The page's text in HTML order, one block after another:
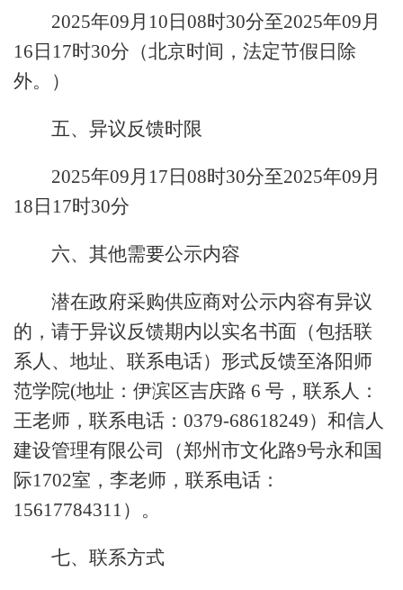
2025年09月10日08时30分至2025年09月
16日17时30分（北京时间，法定节假日除
外。）
五、异议反馈时限
2025年09月17日08时30分至2025年09月
18日17时30分
六、其他需要公示内容
潜在政府采购供应商对公示内容有异议
的，请于异议反馈期内以实名书面（包括联
系人、地址、联系电话）形式反馈至洛阳师
范学院(地址：伊滨区吉庆路 6 号，联系人：
王老师，联系电话：0379-68618249）和信人
建设管理有限公司（郑州市文化路9号永和国
际1702室，李老师，联系电话：
15617784311）。
七、联系方式